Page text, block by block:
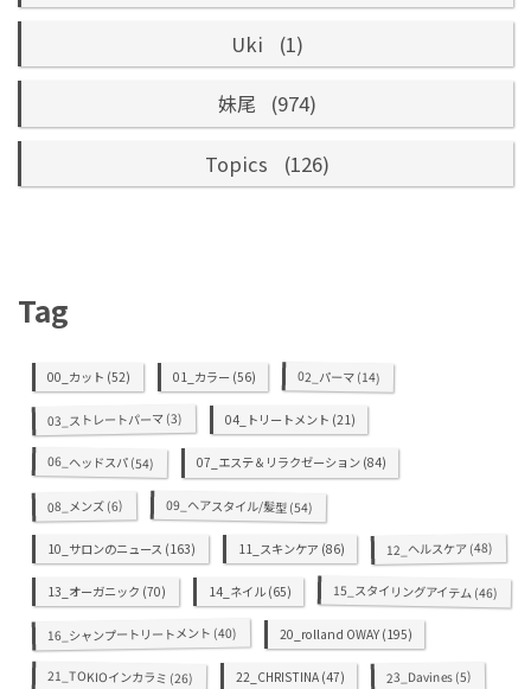
Uki (1)
妹尾 (974)
Topics (126)
Tag
00_カット (52) 01_カラー (56) 02_パーマ(14)
03_ストレートパーマ(3) 04_トリートメント (21)
06_ヘッドスパ(54) 07_エステ＆リラクゼーション(84)
08_メンズ(6) 09_ヘアスタイル/髪型(54)
10_サロンのニュース (163) 11_スキンケア (86) 12_ヘルスケア (48)
13_オーガニック (70) 14_ネイル(65) 15_スタイリングアイテム (46)
16_シャンプートリートメント (40) 20_rolland OWAY(195)
21_TOKIOインカラミ (26) 22_CHRISTINA(47) 23_Davines(5)